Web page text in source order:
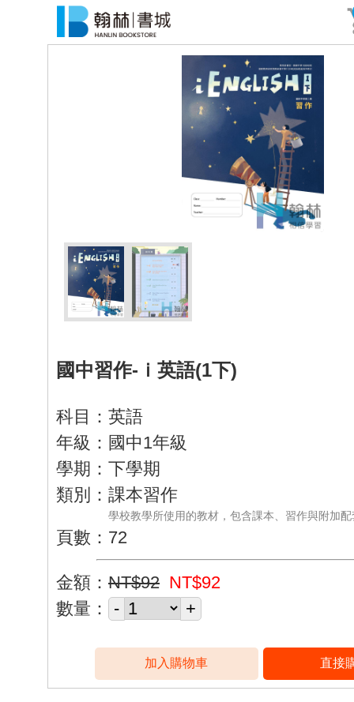
國中習作-ｉ英語(1下)
科目：英語
年級：國中1年級
學期：下學期
類別：課本習作
學校教學所使用的教材，包含課本、習作與附加
頁數：72
金額： NT$92 NT$92
數量：